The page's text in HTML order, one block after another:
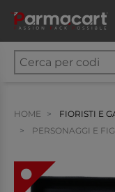
HOME FIORISTI E
PERSONAGGI E